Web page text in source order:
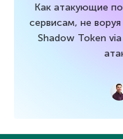
Как атакующие
сервисам, не
Shadow Token